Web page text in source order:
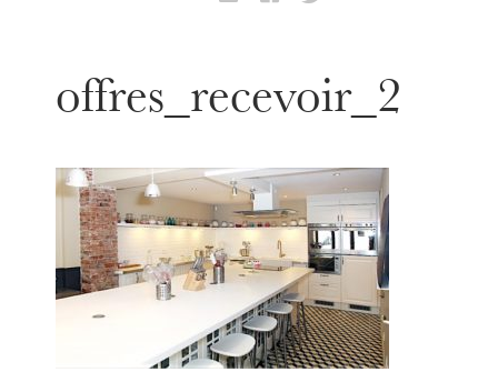
offres_recevoir_2